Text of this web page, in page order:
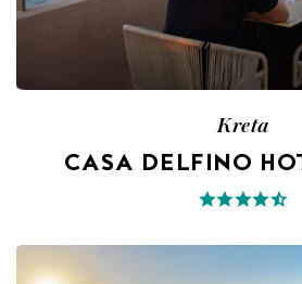
Kreta
CASA DELFINO